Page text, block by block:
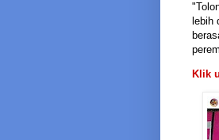
lebih
Klik